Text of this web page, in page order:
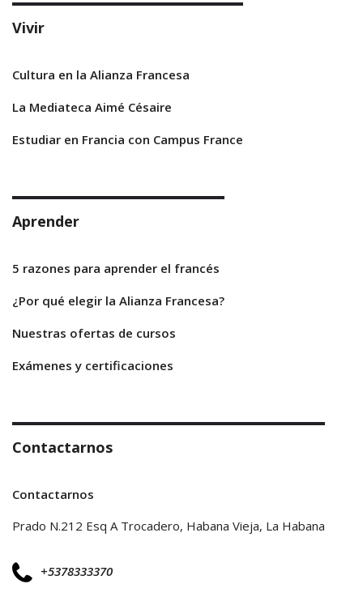
Vivir
Cultura en la Alianza Francesa
La Mediateca Aimé Césaire
Estudiar en Francia con Campus France
Aprender
5 razones para aprender el francés
¿Por qué elegir la Alianza Francesa?
Nuestras ofertas de cursos
Exámenes y certificaciones
Contactarnos
Contactarnos
Prado N.212 Esq A Trocadero, Habana Vieja, La Habana
+5378333370